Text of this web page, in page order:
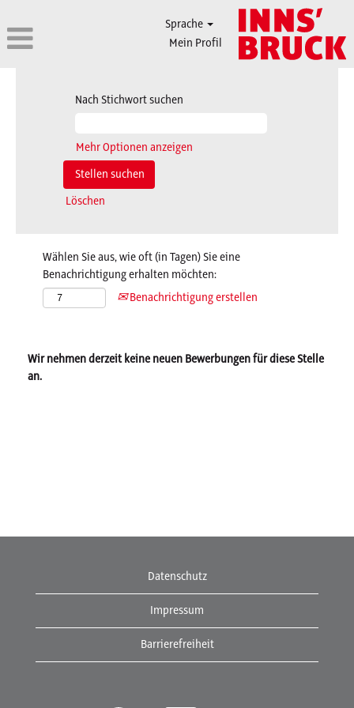
Sprache
Mein Profil
Nach Stichwort suchen
Mehr Optionen anzeigen
Löschen
Wählen Sie aus, wie oft (in Tagen) Sie eine
Benachrichtigung erhalten möchten:
Benachrichtigung erstellen
Wir nehmen derzeit keine neuen Bewerbungen für diese Stelle
an.
Datenschutz
Impressum
Barrierefreiheit